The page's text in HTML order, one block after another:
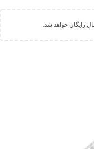
رایگان خواهد شد.